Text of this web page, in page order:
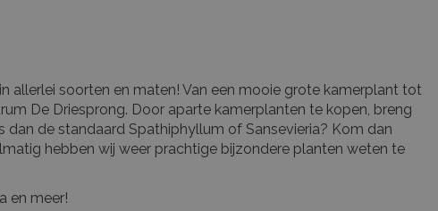
allerlei soorten en maten! Van een mooie grote kamerplant tot
De Driesprong. Door aparte kamerplanten te kopen, breng
dan de standaard Spathiphyllum of Sansevieria? Kom dan
hebben wij weer prachtige bijzondere planten weten te
en meer!